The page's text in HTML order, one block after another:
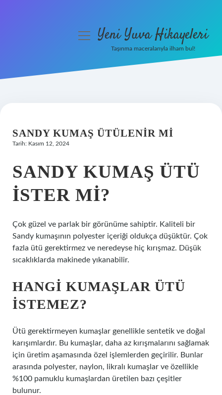
Hakkımızda
menüyüYeni Yuva Hikayeleri
Taşınma maceralarıyla ilham bul!
SANDY KUMAŞ ÜTÜLENIR MI
Tarih: Kasım 12, 2024
SANDY KUMAŞ ÜTÜ
ISTER MI?
Çok güzel ve parlak bir görünüme sahiptir. Kaliteli bir
Sandy kumaşının polyester içeriği oldukça düşüktür. Çok
fazla ütü gerektirmez ve neredeyse hiç kırışmaz. Düşük
sıcaklıklarda makinede yıkanabilir.
HANGI KUMAŞLAR ÜTÜ
ISTEMEZ?
Ütü gerektirmeyen kumaşlar genellikle sentetik ve doğal
karışımlardır. Bu kumaşlar, daha az kırışmalarını sağlamak
için üretim aşamasında özel işlemlerden geçirilir. Bunlar
arasında polyester, naylon, likralı kumaşlar ve özellikle
%100 pamuklu kumaşlardan üretilen bazı çeşitler
bulunur.